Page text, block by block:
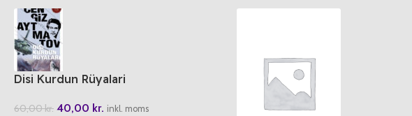
Disi Kurdun Rüyalari
60,00kr. 40,00 kr. inkl. moms